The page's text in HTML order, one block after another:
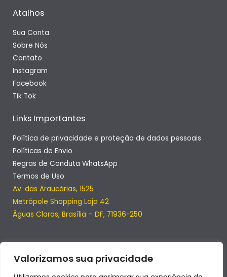
Valorizamos sua privacidade
Atalhos
Sua Conta
Sobre Nós
Contato
Instagram
Facebook
Tik Tok
Links Importantes
Política de privacidade e proteção de dados pessoais
Políticas de Envio
Regras de Conduta WhatsApp
Termos de Uso
Av. das Araucárias, 1525
Metrópole Shopping Loja 42
Águas Claras, Brasília – DF, 71936-250